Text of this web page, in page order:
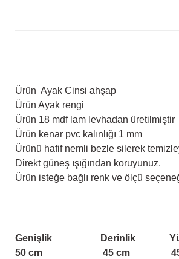
Ürün Ayak Cinsi ahşap
Ürün Ayak rengi
Ürün 18 mdf lam levhadan üretilmiştir
Ürün kenar pvc kalınlığı 1 mm
Ürünü hafif nemli bezle silerek
Direkt güneş ışığından koruyunuz.
Ürün isteğe bağlı renk ve ölçü
Genişlik Derinlik
50 cm 45 cm 45